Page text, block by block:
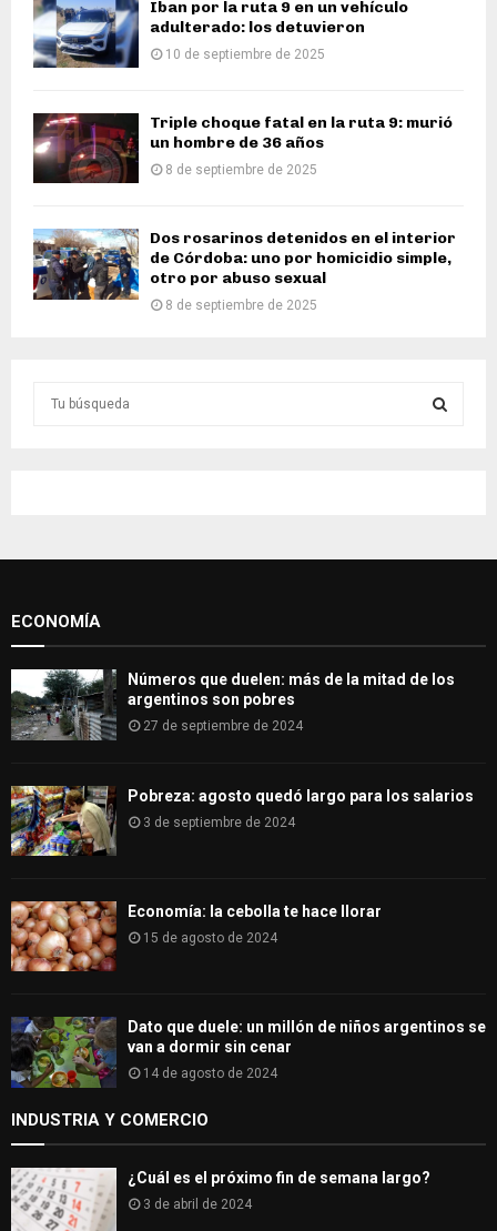
Iban por la ruta 9 en un vehículo
adulterado: los detuvieron
10 de septiembre de 2025
Triple choque fatal en la ruta 9: murió
un hombre de 36 años
8 de septiembre de 2025
Dos rosarinos detenidos en el interior
de Córdoba: uno por homicidio simple,
otro por abuso sexual
8 de septiembre de 2025
o
H
ECONOMÍA
Números que duelen: más de la mitad de los
argentinos son pobres
27 de septiembre de 2024
Pobreza: agosto quedó largo para los salarios
3 de septiembre de 2024
Economía: la cebolla te hace llorar
15 de agosto de 2024
Dato que duele: un millón de niños argentinos se
van a dormir sin cenar
14 de agosto de 2024
INDUSTRIA Y COMERCIO
¿Cuál es el próximo fin de semana largo?
3 de abril de 2024